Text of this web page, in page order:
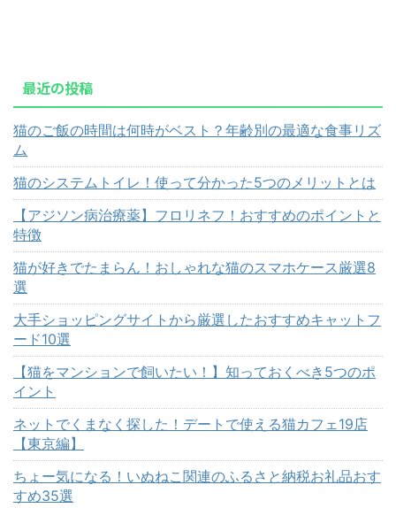
最近の投稿
猫のご飯の時間は何時がベスト？年齢別の最適な食事リズ
ム
猫のシステムトイレ！使って分かった5つのメリットとは
【アジソン病治療薬】フロリネフ！おすすめのポイントと
特徴
猫が好きでたまらん！おしゃれな猫のスマホケース厳選8
選
大手ショッピングサイトから厳選したおすすめキャットフ
ード10選
【猫をマンションで飼いたい！】知っておくべき5つのポ
イント
ネットでくまなく探した！デートで使える猫カフェ19店
【東京編】
ちょー気になる！いぬねこ関連のふるさと納税お礼品おす
すめ35選